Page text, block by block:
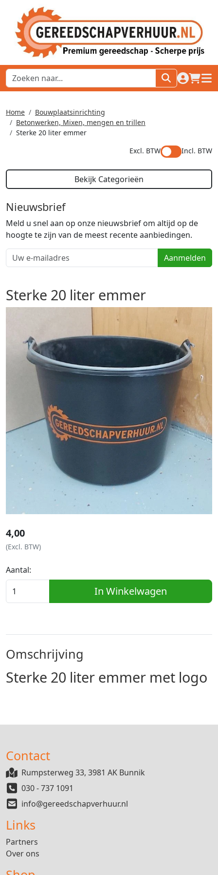
naar
Home
Bouwplaatsinrichting
Betonwerken, Mixen, mengen en trillen
Sterke 20 liter emmer
Excl. BTW
Incl. BTW
Bekijk Categorieën
Nieuwsbrief
Meld u snel aan op onze nieuwsbrief om altijd op de
hoogte te zijn van de meest recente aanbiedingen.
Aanmelden
Sterke 20 liter emmer
4,00
(Excl. BTW)
Aantal:
In Winkelwagen
Omschrijving
Sterke 20 liter emmer met logo
Contact
Rumpsterweg 33, 3981 AK Bunnik
030 - 737 1091
info@gereedschapverhuur.nl
Links
Partners
Over ons